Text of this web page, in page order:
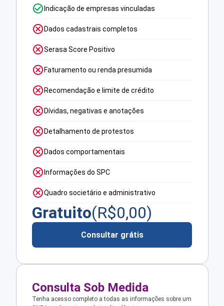
Indicação de empresas vinculadas
Dados cadastrais completos
Serasa Score Positivo
Faturamento ou renda presumida
Recomendação e limite de crédito
Dívidas, negativas e anotações
Detalhamento de protestos
Dados comportamentais
Informações do SPC
Quadro societário e administrativo
Gratuito(R$0,00)
Consultar grátis
Consulta Sob Medida
Tenha acesso completo a todas as informações sobre um